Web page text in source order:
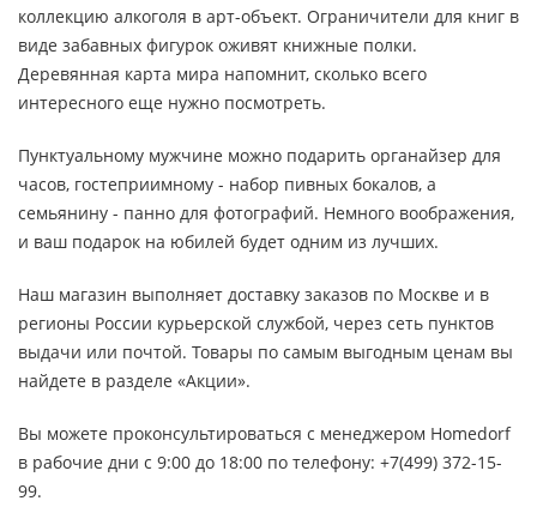
коллекцию алкоголя в арт-объект. Ограничители для книг в
виде забавных фигурок оживят книжные полки.
Деревянная карта мира напомнит, сколько всего
интересного еще нужно посмотреть.
Пунктуальному мужчине можно подарить органайзер для
часов, гостеприимному - набор пивных бокалов, а
семьянину - панно для фотографий. Немного воображения,
и ваш подарок на юбилей будет одним из лучших.
Наш магазин выполняет доставку заказов по Москве и в
регионы России курьерской службой, через сеть пунктов
выдачи или почтой. Товары по самым выгодным ценам вы
найдете в разделе «Акции».
Вы можете проконсультироваться с менеджером Homedorf
в рабочие дни с 9:00 до 18:00 по телефону: +7(499) 372-15-
99.